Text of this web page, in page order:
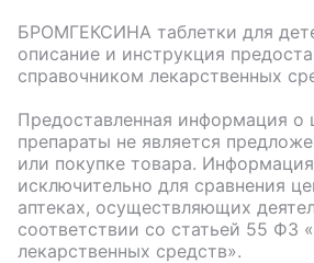
БРОМГЕКСИНА таблетки для
описание и инструкция
справочником лекарственных
Предоставленная информация о
препараты не является
или покупке товара.
исключительно для сравнения
аптеках, осуществляющих
соответствии со статьей 55 ФЗ
лекарственных средств».